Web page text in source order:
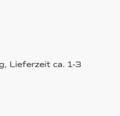
Lieferzeit ca. 1-3